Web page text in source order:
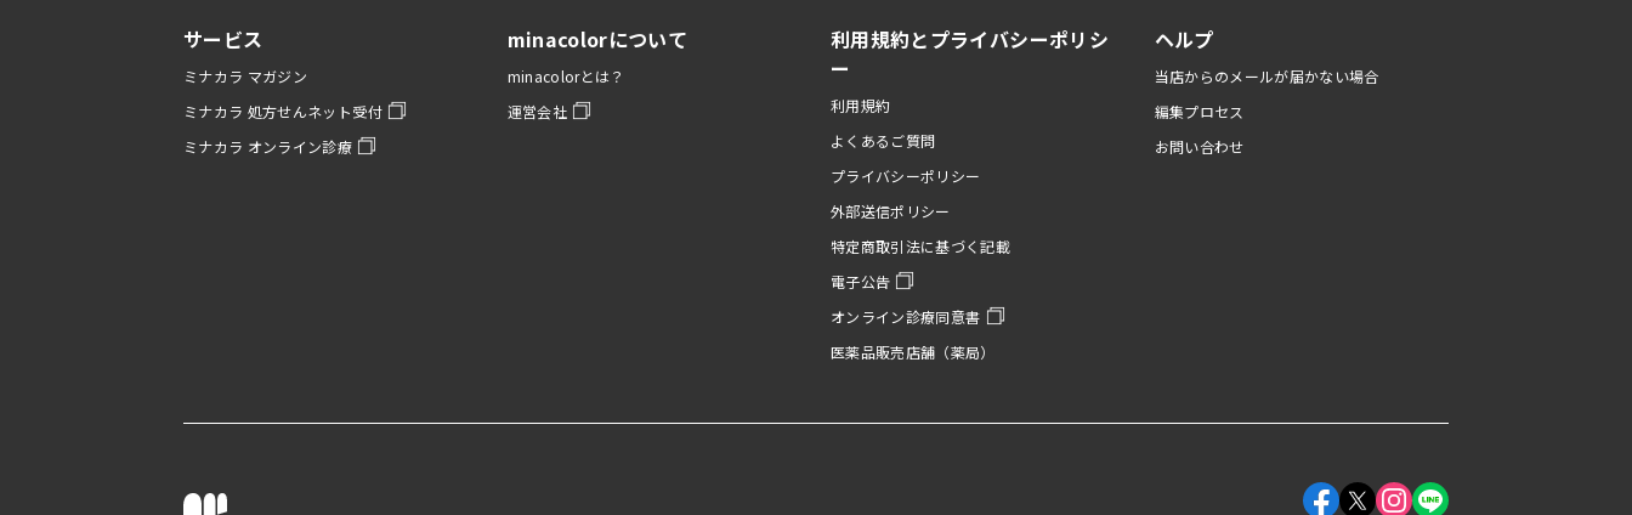
サービス
ミナカラ マガジン
ミナカラ 処方せんネット受付
ミナカラ オンライン診療
minacolorについて
minacolorとは？
運営会社
利用規約とプライバシーポリシ
ー
利用規約
よくあるご質問
プライバシーポリシー
外部送信ポリシー
特定商取引法に基づく記載
電子公告
オンライン診療同意書
医薬品販売店舗（薬局）
ヘルプ
当店からのメールが届かない場合
編集プロセス
お問い合わせ